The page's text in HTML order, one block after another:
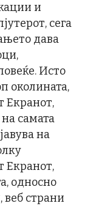
и
сега
дава
Исто
околината,
Екранот,
самата
на
Екранот,
односно
веб страни